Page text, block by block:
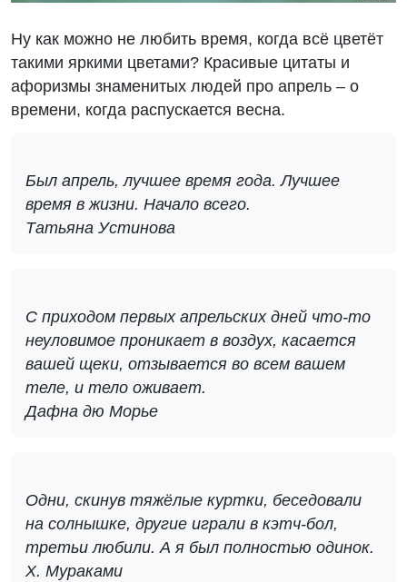
Ну как можно не любить время, когда всё цветёт
такими яркими цветами? Красивые цитаты и
афоризмы знаменитых людей про апрель – о
времени, когда распускается весна.
Был апрель, лучшее время года. Лучшее
время в жизни. Начало всего.
Татьяна Устинова
С приходом первых апрельских дней что-то
неуловимое проникает в воздух, касается
вашей щеки, отзывается во всем вашем
теле, и тело оживает.
Дафна дю Морье
Одни, скинув тяжёлые куртки, беседовали
на солнышке, другие играли в кэтч-бол,
третьи любили. А я был полностью одинок.
Х. Мураками